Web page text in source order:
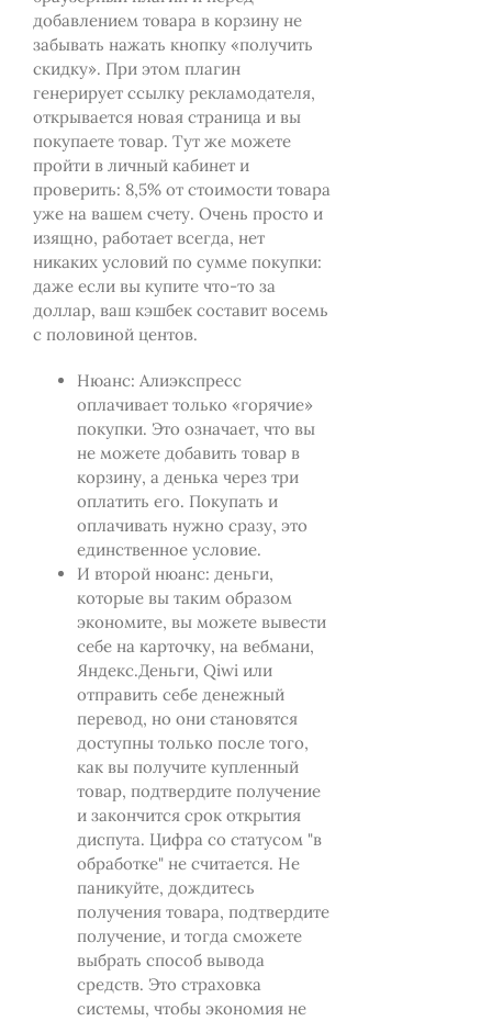
добавлением товара в корзину не
забывать нажать кнопку «получить
скидку». При этом плагин
генерирует ссылку рекламодателя,
открывается новая страница и вы
покупаете товар. Тут же можете
пройти в личный кабинет и
проверить: 8,5% от стоимости товара
уже на вашем счету. Очень просто и
изящно, работает всегда, нет
никаких условий по сумме покупки:
даже если вы купите что-то за
доллар, ваш кэшбек составит восемь
с половиной центов.
Нюанс: Алиэкспресс
оплачивает только «горячие»
покупки. Это означает, что вы
не можете добавить товар в
корзину, а денька через три
оплатить его. Покупать и
оплачивать нужно сразу, это
единственное условие.
И второй нюанс: деньги,
которые вы таким образом
экономите, вы можете вывести
себе на карточку, на вебмани,
Яндекс.Деньги, Qiwi или
отправить себе денежный
перевод, но они становятся
доступны только после того,
как вы получите купленный
товар, подтвердите получение
и закончится срок открытия
диспута. Цифра со статусом "в
обработке" не считается. Не
паникуйте, дождитесь
получения товара, подтвердите
получение, и тогда сможете
выбрать способ вывода
средств. Это страховка
системы, чтобы экономия не